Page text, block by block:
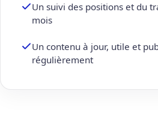
Un suivi des positions et du
mois
Un contenu à jour, utile et
régulièrement